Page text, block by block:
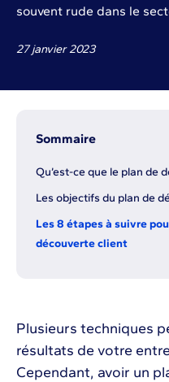
souvent rude dans le
27 janvier 2023
Sommaire
Qu’est-ce que le plan de
Les objectifs du plan de
Les 8 étapes à suivre
découverte client
Plusieurs techniques
résultats de votre
Cependant, avoir un